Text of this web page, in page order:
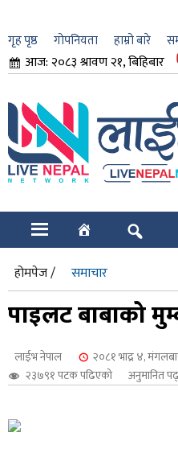
गृह पृष्ठ गोपनियता हाम्रो बारे
आज: २०८३ श्रावण २१, बिहिबार
होमपेज / समाचार
पाइलट बाबाको
लाईभ नेपाल
२०८१ भाद्र ४,
२३७९१ पटक पढिएको
अनुमानित